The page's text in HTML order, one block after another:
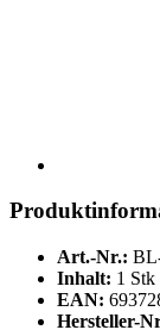
Art.-Nr.:
Inhalt: 1 Stk
EAN:
Hersteller-